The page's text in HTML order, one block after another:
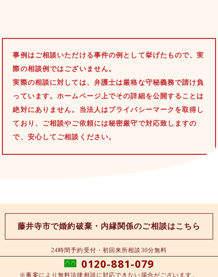
事例はご相談いただける事件の例として挙げたもので、実
際の相談例ではございません。
実際の相談に対しては、弁護士は厳格な守秘義務で請け負
っています。ホームページ上でその詳細を公開することは
絶対にありません。当法人はプライバシーマークを取得し
ており、ご相談やご依頼には秘密厳守で対応致しますの
で、安心してご相談ください。
藤井寺市で婚約破棄・内縁関係のご相談はこちら
24時間予約受付・初回来所相談30分無料
0120-881-079
※事案により無料法律相談に対応できない場合がございます。